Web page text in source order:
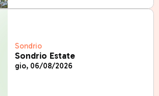
Sondrio
Sondrio Estate
gio, 06/08/2026